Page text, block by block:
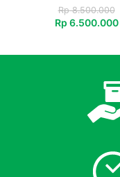
Rp8.500.000
Rp 6.500.000